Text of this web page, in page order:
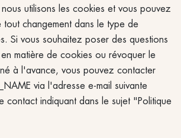
utilisons les cookies et vous pouvez
changement dans le type de
Si vous souhaitez poser des questions
matière de cookies ou révoquer le
à l'avance, vous pouvez contacter
via l'adresse e-mail suivante
contact indiquant dans le sujet "Politique